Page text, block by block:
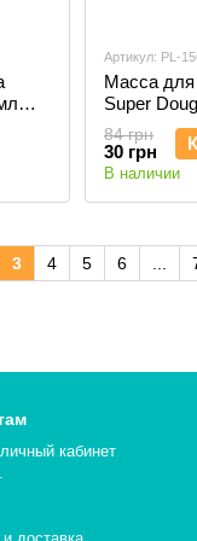
Артикул: PL-
Масса для
Super
тысячи
84 грн
30 грн
В наличии
3 4 5 6
кабинет